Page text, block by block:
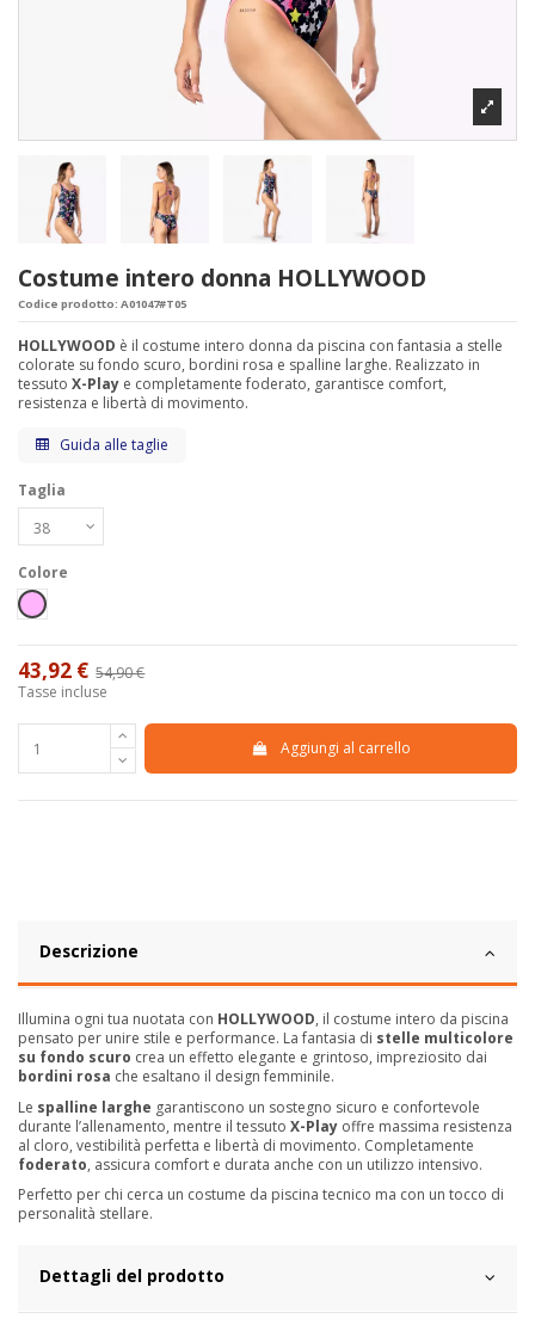
Costume intero donna HOLLYWOOD
Codice prodotto: A01047#T05
HOLLYWOOD è il costume intero donna da piscina con fantasia a stelle
colorate su fondo scuro, bordini rosa e spalline larghe. Realizzato in
tessuto X-Play e completamente foderato, garantisce comfort,
resistenza e libertà di movimento.
Guida alle taglie
Taglia
Colore
Rosa
43,92 € 54,90 €
Tasse incluse
Aggiungi al carrello
Descrizione
Illumina ogni tua nuotata con HOLLYWOOD, il costume intero da piscina
pensato per unire stile e performance. La fantasia di stelle multicolore
su fondo scuro crea un effetto elegante e grintoso, impreziosito dai
bordini rosa che esaltano il design femminile.
Le spalline larghe garantiscono un sostegno sicuro e confortevole
durante l’allenamento, mentre il tessuto X-Play offre massima resistenza
al cloro, vestibilità perfetta e libertà di movimento. Completamente
foderato, assicura comfort e durata anche con un utilizzo intensivo.
Perfetto per chi cerca un costume da piscina tecnico ma con un tocco di
personalità stellare.
Dettagli del prodotto